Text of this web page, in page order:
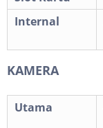
Internal
KAMERA
Utama